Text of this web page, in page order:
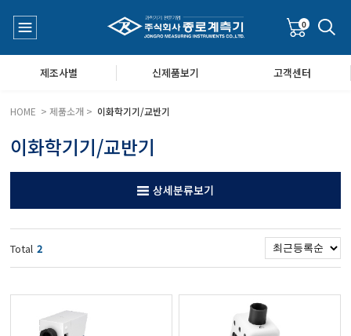
질측정기
기공기질/미세먼지/가스/소음/진동측정기
속풍량계/온도계/온습도계/기압계
도/농도/염도/당산도/굴절계/편광계/커피농도계
0
제조사별 신제품보기 고객센터
HOME > 제품소개 > 이화학기기/교반기
이화학기기/교반기
상세분류보기
Total 2